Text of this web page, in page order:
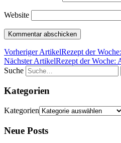
Website
Vorheriger ArtikelRezept der
Nächster ArtikelRezept der Woche:
Suche
Kategorien
Kategorien
Neue Posts